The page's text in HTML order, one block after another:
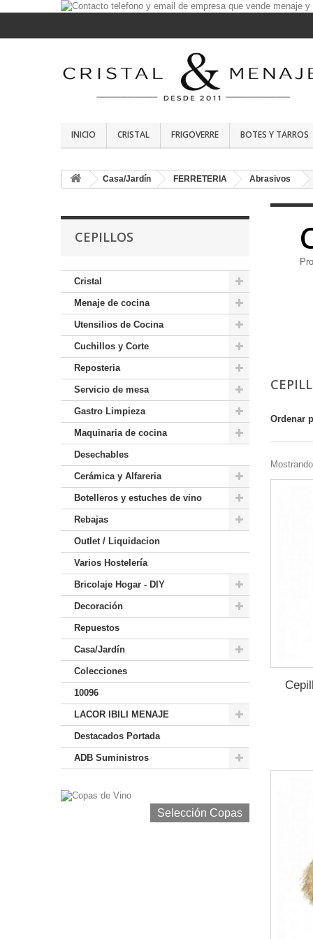
INICIO CRISTAL FRIGOVERRE BOTES Y TARROS
Casa/Jardín FERRETERIA Abrasivos
CEPILLOS
Cristal
Menaje de cocina
Utensilios de Cocina
Cuchillos y Corte
Reposteria
Servicio de mesa
Gastro Limpieza
Maquinaria de cocina
Desechables
Cerámica y Alfareria
Botelleros y estuches de vino
Rebajas
Outlet / Liquidacion
Varios Hostelería
Bricolaje Hogar - DIY
Decoración
Repuestos
Casa/Jardín
Colecciones
10096
LACOR IBILI MENAJE
Destacados Portada
ADB Suministros
Selección Copas de Vino y Champagne
Selección Copas
Ordenar